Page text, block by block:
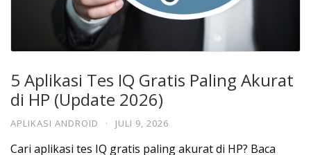
5 Aplikasi Tes IQ Gratis Paling Akurat
di HP (Update 2026)
APLIKASI ANDROID · JULI 9, 2026
Cari aplikasi tes IQ gratis paling akurat di HP? Baca